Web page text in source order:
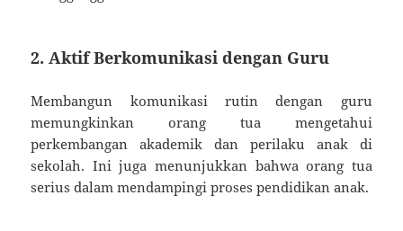
2. Aktif Berkomunikasi dengan Guru
Membangun komunikasi rutin dengan guru
memungkinkan orang tua mengetahui
perkembangan akademik dan perilaku anak di
sekolah. Ini juga menunjukkan bahwa orang tua
serius dalam mendampingi proses pendidikan anak.